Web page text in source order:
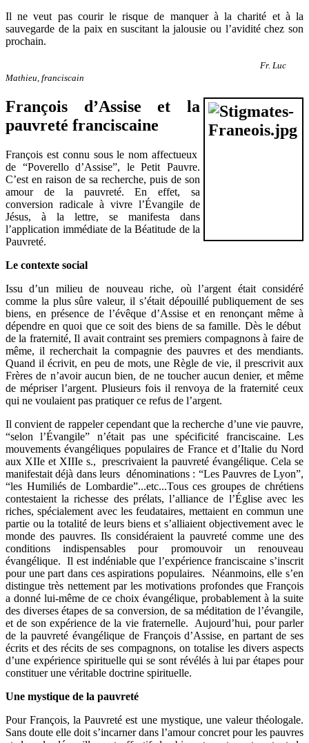
Il ne veut pas courir le risque de manquer à la charité et à la
sauvegarde de la paix en suscitant la jalousie ou l’avidité chez son
prochain.
Fr. Luc
Mathieu, franciscain
François d’Assise et la
pauvreté franciscaine
François est connu sous le nom affectueux
de “Poverello d’Assise”, le Petit Pauvre.
C’est en raison de sa recherche, puis de son
amour de la pauvreté. En effet, sa
conversion radicale à vivre l’Évangile de
Jésus, à la lettre, se manifesta dans
l’application immédiate de la Béatitude de la
Pauvreté.
Le contexte social
Issu d’un milieu de nouveau riche, où l’argent était considéré
comme la plus sûre valeur, il s’était dépouillé publiquement de ses
biens, en présence de l’évêque d’Assise et en renonçant même à
dépendre en quoi que ce soit des biens de sa famille. Dès le début
de la fraternité, Il avait contraint ses premiers compagnons à faire de
même, il recherchait la compagnie des pauvres et des mendiants.
Quand il écrivit, en peu de mots, une Règle de vie, il prescrivit aux
Frères de n’avoir aucun bien, de ne toucher aucun denier, et même
de mépriser l’argent. Plusieurs fois il renvoya de la fraternité ceux
qui ne voulaient pas pratiquer ce refus de l’argent.
Il convient de rappeler cependant que la recherche d’une vie pauvre,
“selon l’Évangile” n’était pas une spécificité franciscaine. Les
mouvements évangéliques populaires de France et d’Italie du Nord
aux XIIe et XIIIe s., prescrivaient la pauvreté évangélique. Cela se
manifestait déjà dans leurs dénominations : “Les Pauvres de Lyon”,
“les Humiliés de Lombardie”...etc...Tous ces groupes de chrétiens
contestaient la richesse des prélats, l’alliance de l’Église avec les
riches, spécialement avec les feudataires, mettaient en commun une
partie ou la totalité de leurs biens et s’alliaient objectivement avec le
monde des pauvres. Ils considéraient la pauvreté comme une des
conditions indispensables pour promouvoir un renouveau
évangélique. Il est indéniable que l’expérience franciscaine s’inscrit
pour une part dans ces aspirations populaires. Néanmoins, elle s’en
distingue très nettement par les motivations profondes que François
a donné lui-même de ce choix évangélique, probablement à la suite
des diverses étapes de sa conversion, de sa méditation de l’évangile,
et de son expérience de la vie fraternelle. Aujourd’hui, pour parler
de la pauvreté évangélique de François d’Assise, en partant de ses
écrits et des récits de ses compagnons, on totalise les divers aspects
d’une expérience spirituelle qui se sont révélés à lui par étapes pour
constituer une véritable doctrine spirituelle.
Une mystique de la pauvreté
Pour François, la Pauvreté est une mystique, une valeur théologale.
Sans doute elle doit s’incarner dans l’amour concret pour les pauvres